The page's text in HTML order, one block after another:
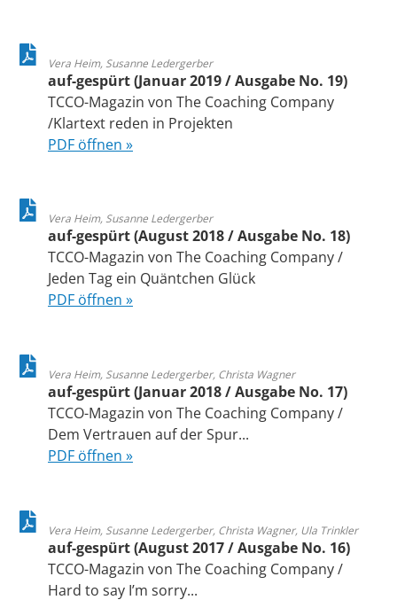
Vera Heim, Susanne Ledergerber
auf-gespürt (Januar 2019 / Ausgabe No. 19)
TCCO-Magazin von The Coaching Company
/Klartext reden in Projekten
PDF öffnen »
Vera Heim, Susanne Ledergerber
auf-gespürt (August 2018 / Ausgabe No. 18)
TCCO-Magazin von The Coaching Company /
Jeden Tag ein Quäntchen Glück
PDF öffnen »
Vera Heim, Susanne Ledergerber, Christa Wagner
auf-gespürt (Januar 2018 / Ausgabe No. 17)
TCCO-Magazin von The Coaching Company /
Dem Vertrauen auf der Spur...
PDF öffnen »
Vera Heim, Susanne Ledergerber, Christa Wagner, Ula Trinkler
auf-gespürt (August 2017 / Ausgabe No. 16)
TCCO-Magazin von The Coaching Company /
Hard to say I’m sorry...